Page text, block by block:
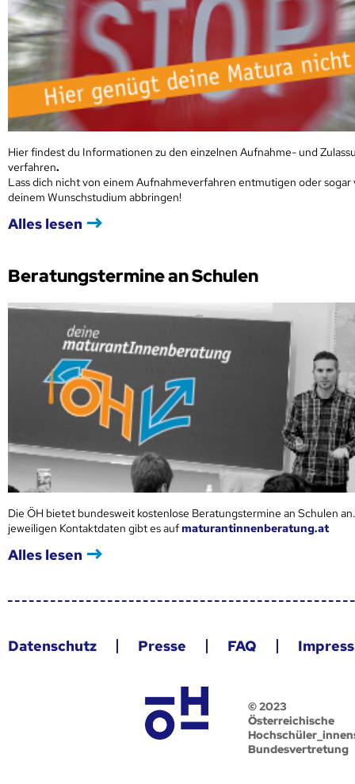
Hier findest du Informationen zu den einzelnen Aufnahme- und
verfahren.
Lass dich nicht von einem Aufnahmeverfahren entmutigen oder sogar
deinem Wunschstudium abbringen!
Alles lesen
Beratungstermine an Schulen
Die ÖH bietet bundesweit kostenlose Beratungstermine an Schulen
jeweiligen Kontaktdaten gibt es aufmaturantinnenberatung.at
Alles lesen
Datenschutz Presse FAQ
© 2023
Österreichische
Bundesvertretung